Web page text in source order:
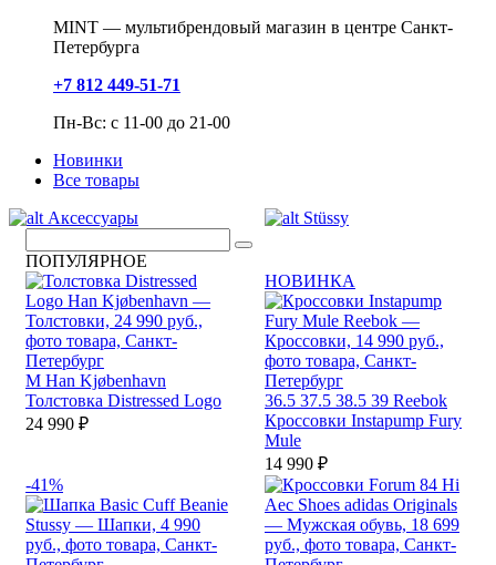
MINT — мультибрендовый магазин в центре Санкт-
Петербурга
+7 812 449-51-71
Пн-Вс: с 11-00 до 21-00
Новинки
Все товары
Аксессуары
Stüssy
ПОПУЛЯРНОЕ
M Han Kjøbenhavn
Толстовка Distressed Logo
24 990 ₽
НОВИНКА
36.5 37.5 38.5 39 Reebok
Кроссовки Instapump Fury
Mule
14 990 ₽
-41%